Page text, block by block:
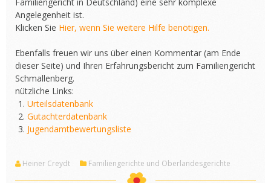
Angelegenheit ist.
Klicken Sie Hier, wenn Sie weitere Hilfe benötigen.
Ebenfalls freuen wir uns über einen Kommentar (am Ende
dieser Seite) und Ihren Erfahrungsbericht zum Familiengericht
Schmallenberg.
nützliche Links:
Urteilsdatenbank
Gutachterdatenbank
Jugendamtbewertungsliste
Heiner Creydt Familiengerichte und Oberlandesgerichte